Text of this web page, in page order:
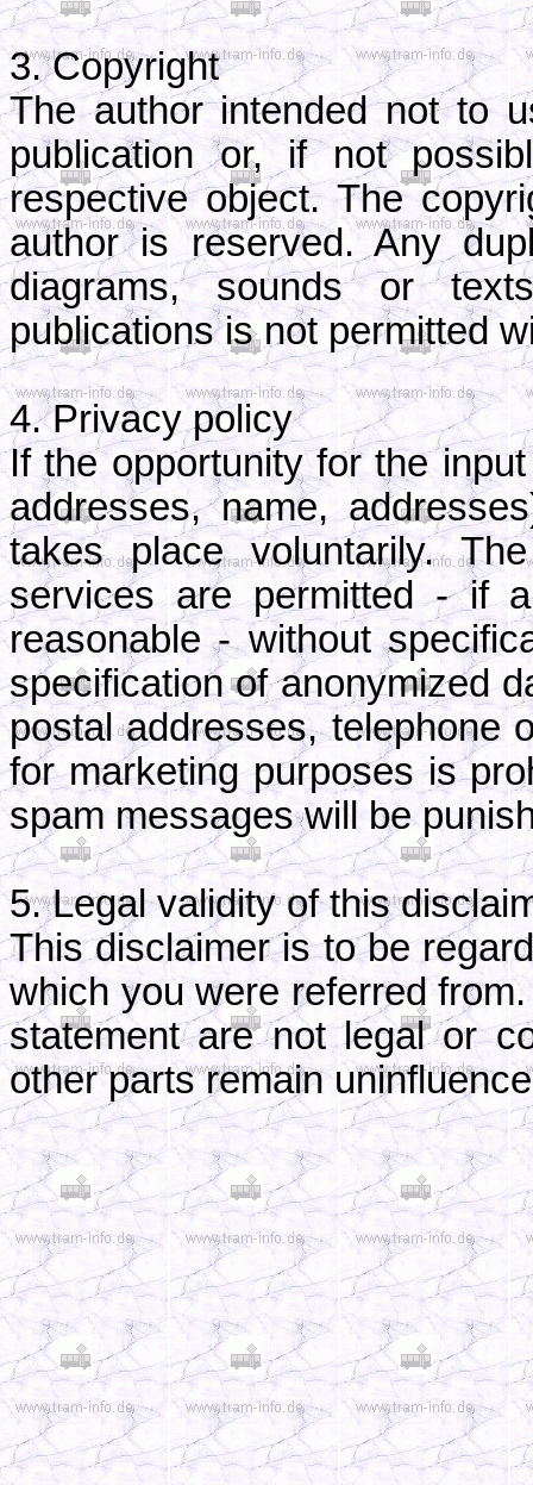
3. Copyright
The author intended not to
publication or, if not
respective object. The
author is reserved. Any
diagrams, sounds or
publications is not permitted
4. Privacy policy
If the opportunity for the
addresses, name,
takes place voluntarily.
services are permitted - if
reasonable - without
specification of anonymized
postal addresses, telephone
for marketing purposes is
spam messages will be
5. Legal validity of this
This disclaimer is to be
which you were referred
statement are not legal or
other parts remain